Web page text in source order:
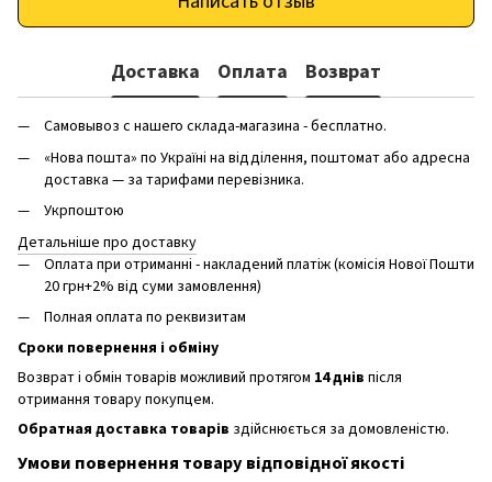
Доставка Оплата Возврат
Самовывоз с нашего склада-магазина - бесплатно.
«Нова пошта» по Україні на відділення, поштомат або адресна
доставка — за тарифами перевізника.
Укрпоштою
Детальніше про доставку
Оплата при отриманні - накладений платіж (комісія Нової Пошти
20 грн+2% від суми замовлення)
Полная оплата по реквизитам
Сроки повернення і обміну
Возврат і обмін товарів можливий протягом 14 днів після
отримання товару покупцем.
Обратная доставка товарів здійснюється за домовленістю.
Умови повернення товару відповідної якості